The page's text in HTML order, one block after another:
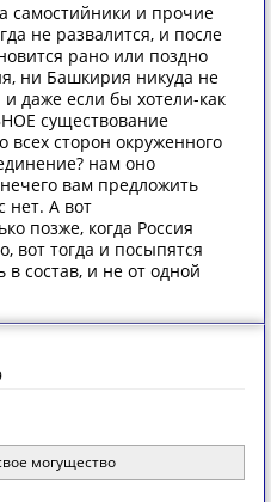
самостийники и прочие
не развалится, и после
рано или поздно
ни Башкирия никуда не
даже если бы хотели-как
существование
всех сторон окруженного
нам оно
вам предложить
нет. А вот
позже, когда Россия
вот тогда и посыпятся
состав, и не от одной
могущество